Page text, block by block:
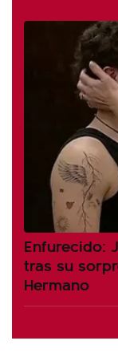
Enfurecido:
tras su
Hermano